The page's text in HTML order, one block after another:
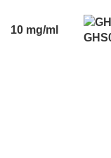
10 mg/ml